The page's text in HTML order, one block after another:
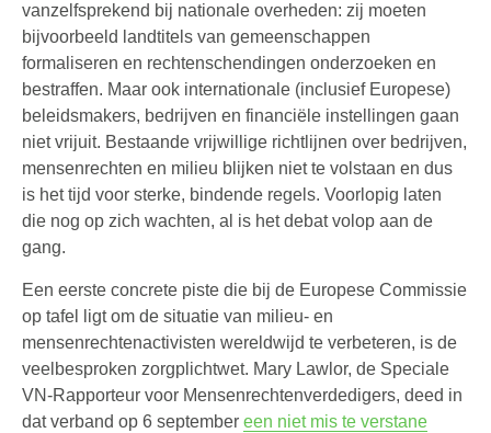
vanzelfsprekend bij nationale overheden: zij moeten
bijvoorbeeld landtitels van gemeenschappen
formaliseren en rechtenschendingen onderzoeken en
bestraffen. Maar ook internationale (inclusief Europese)
beleidsmakers, bedrijven en financiële instellingen gaan
niet vrijuit. Bestaande vrijwillige richtlijnen over bedrijven,
mensenrechten en milieu blijken niet te volstaan en dus
is het tijd voor sterke, bindende regels. Voorlopig laten
die nog op zich wachten, al is het debat volop aan de
gang.
Een eerste concrete piste die bij de Europese Commissie
op tafel ligt om de situatie van milieu- en
mensenrechtenactivisten wereldwijd te verbeteren, is de
veelbesproken zorgplichtwet. Mary Lawlor, de Speciale
VN-Rapporteur voor Mensenrechtenverdedigers, deed in
dat verband op 6 september een niet mis te verstane